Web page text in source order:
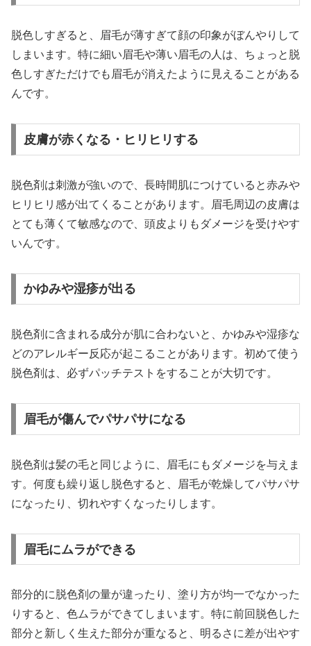
脱色しすぎると、眉毛が薄すぎて顔の印象がぼんやりして
しまいます。特に細い眉毛や薄い眉毛の人は、ちょっと脱
色しすぎただけでも眉毛が消えたように見えることがある
んです。
皮膚が赤くなる・ヒリヒリする
脱色剤は刺激が強いので、長時間肌につけていると赤みや
ヒリヒリ感が出てくることがあります。眉毛周辺の皮膚は
とても薄くて敏感なので、頭皮よりもダメージを受けやす
いんです。
かゆみや湿疹が出る
脱色剤に含まれる成分が肌に合わないと、かゆみや湿疹な
どのアレルギー反応が起こることがあります。初めて使う
脱色剤は、必ずパッチテストをすることが大切です。
眉毛が傷んでパサパサになる
脱色剤は髪の毛と同じように、眉毛にもダメージを与えま
す。何度も繰り返し脱色すると、眉毛が乾燥してパサパサ
になったり、切れやすくなったりします。
眉毛にムラができる
部分的に脱色剤の量が違ったり、塗り方が均一でなかった
りすると、色ムラができてしまいます。特に前回脱色した
部分と新しく生えた部分が重なると、明るさに差が出やす